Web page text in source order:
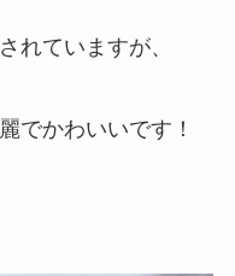
れていますが、
でかわいいです！